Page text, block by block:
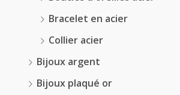
Bracelet en acier
Collier acier
Bijoux argent
Bijoux plaqué or